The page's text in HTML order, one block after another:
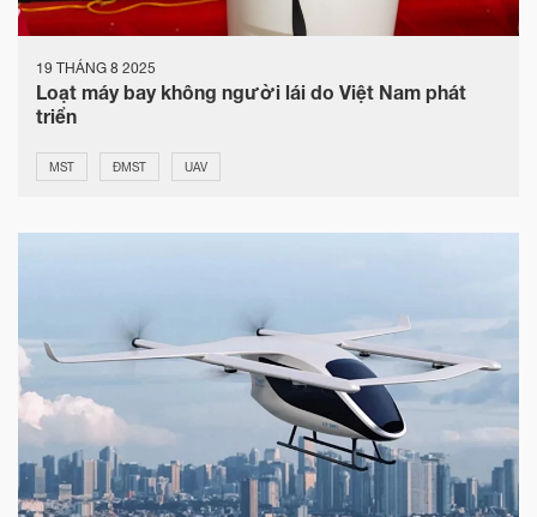
19 THÁNG 8 2025
Loạt máy bay không người lái do Việt Nam phát
triển
MST ĐMST UAV